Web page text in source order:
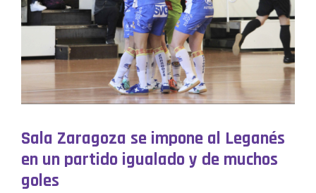
Sala Zaragoza se impone al Leganés
en un partido igualado y de muchos
goles